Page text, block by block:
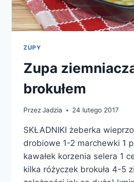
ZUPY
Zupa
brokułem
PrzezJadzia 24 lutego 2017
SKŁADNIKI żeberka
drobiowe 1-2 marchewki 1
kawałek korzenia selera 1
kilka różyczek brokuła 4-5